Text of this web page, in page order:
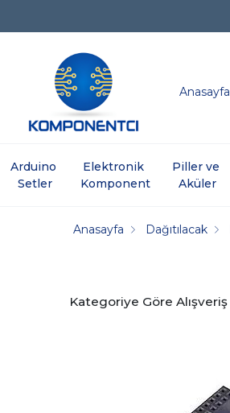
Anasayfa
Arduino
Setler
Elektronik
Komponent
Piller ve
Aküler
Anasayfa Dağıtılacak
Kategoriye Göre Alışveriş